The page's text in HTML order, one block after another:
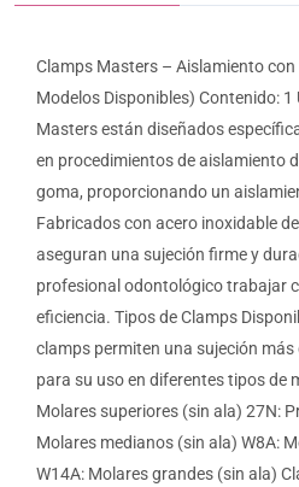
Clamps Masters – Aislamiento con
Modelos Disponibles) Contenido:
Masters están diseñados
en procedimientos de aislamiento
goma, proporcionando un
Fabricados con acero inoxidable
aseguran una sujeción firme y
profesional odontológico trabajar
eficiencia. Tipos de Clamps
clamps permiten una sujeción
para su uso en diferentes tipos de
Molares superiores (sin ala) 27N:
Molares medianos (sin ala) W8A:
W14A: Molares grandes (sin ala)